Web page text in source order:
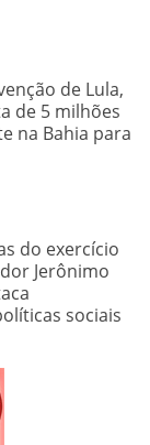
de Lula,
de 5 milhões
na Bahia para
do exercício
Jerônimo
sociais